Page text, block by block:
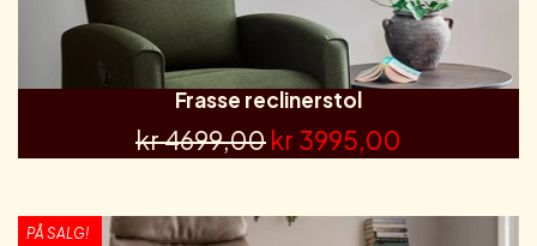
Frasse reclinerstol
kr 4699,00kr 3995,00
PÅ SALG!